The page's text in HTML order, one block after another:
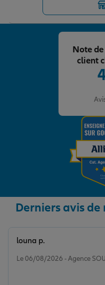
Tous nos devis d'assurance
Note
client
Derniers avis
Le 06/08/2026 - Agence
louna p.